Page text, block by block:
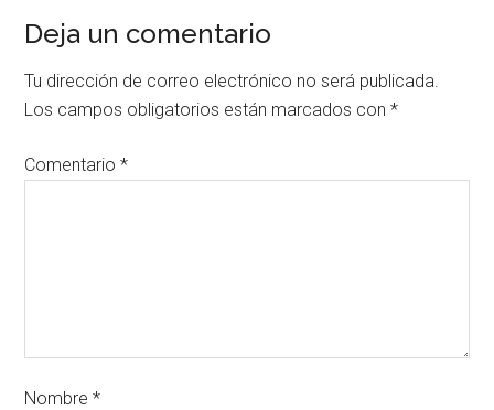
Deja un comentario
Tu dirección de correo electrónico no será publicada.
Los campos obligatorios están marcados con*
Comentario*
Nombre*